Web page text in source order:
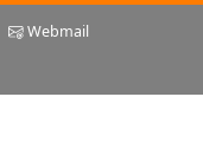
Webmail